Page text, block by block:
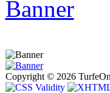
Copyright © 2026